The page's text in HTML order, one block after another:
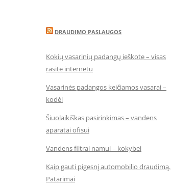
DRAUDIMO PASLAUGOS
Kokių vasarinių padangų ieškote – visas
rasite internetu
Vasarinės padangos keičiamos vasarai –
kodėl
Šiuolaikiškas pasirinkimas – vandens
aparatai ofisui
Vandens filtrai namui – kokybei
Kaip gauti pigesnį automobilio draudimą.
Patarimai